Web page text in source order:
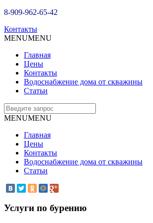
8-909-962-65-42
Контакты
MENUMENU
Главная
Цены
Контакты
Водоснабжение дома от скважины
Статьи
MENUMENU
Главная
Цены
Контакты
Водоснабжение дома от скважины
Статьи
Услуги по бурению